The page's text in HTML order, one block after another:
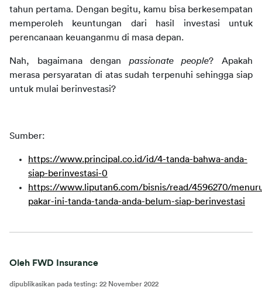
tahun pertama. Dengan begitu, kamu bisa berkesempatan
memperoleh keuntungan dari hasil investasi untuk
perencanaan keuanganmu di masa depan.
Nah, bagaimana dengan passionate people? Apakah
merasa persyaratan di atas sudah terpenuhi sehingga siap
untuk mulai berinvestasi?
Sumber:
https://www.principal.co.id/id/4-tanda-bahwa-anda-
siap-berinvestasi-0
https://www.liputan6.com/bisnis/read/4596270/
pakar-ini-tanda-tanda-anda-belum-siap-berinvestasi
Oleh FWD Insurance
dipublikasikan pada testing: 22 November 2022